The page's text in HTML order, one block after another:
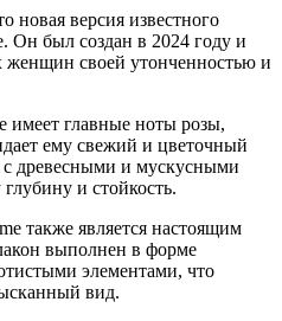
новая версия известного
Он был создан в 2024 году и
женщин своей утонченностью и
имеет главные ноты розы,
ему свежий и цветочный
с древесными и мускусными
и стойкость.
также является настоящим
выполнен в форме
элементами, что
вид.